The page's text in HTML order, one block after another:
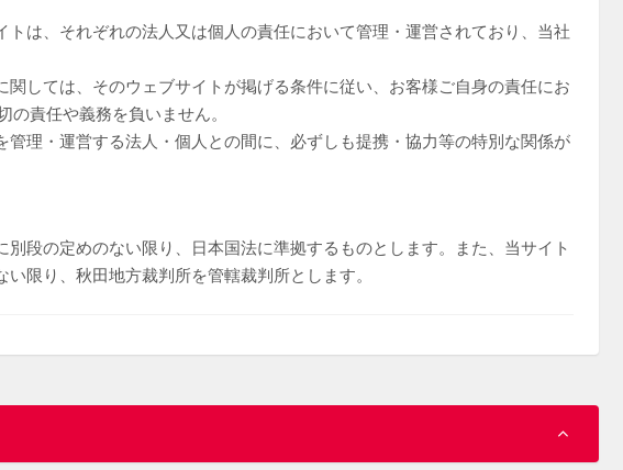
は、それぞれの法人又は個人の責任において管理・運営されており、当社
しては、そのウェブサイトが掲げる条件に従い、お客様ご自身の責任にお
責任や義務を負いません。
理・運営する法人・個人との間に、必ずしも提携・協力等の特別な関係が
段の定めのない限り、日本国法に準拠するものとします。また、当サイト
限り、秋田地方裁判所を管轄裁判所とします。